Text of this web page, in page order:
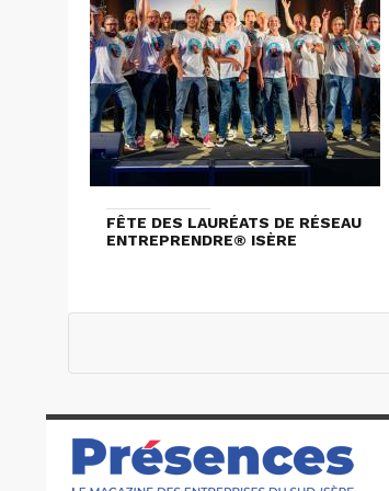
FÊTE DES LAURÉATS DE RÉSEAU
ENTREPRENDRE® ISÈRE